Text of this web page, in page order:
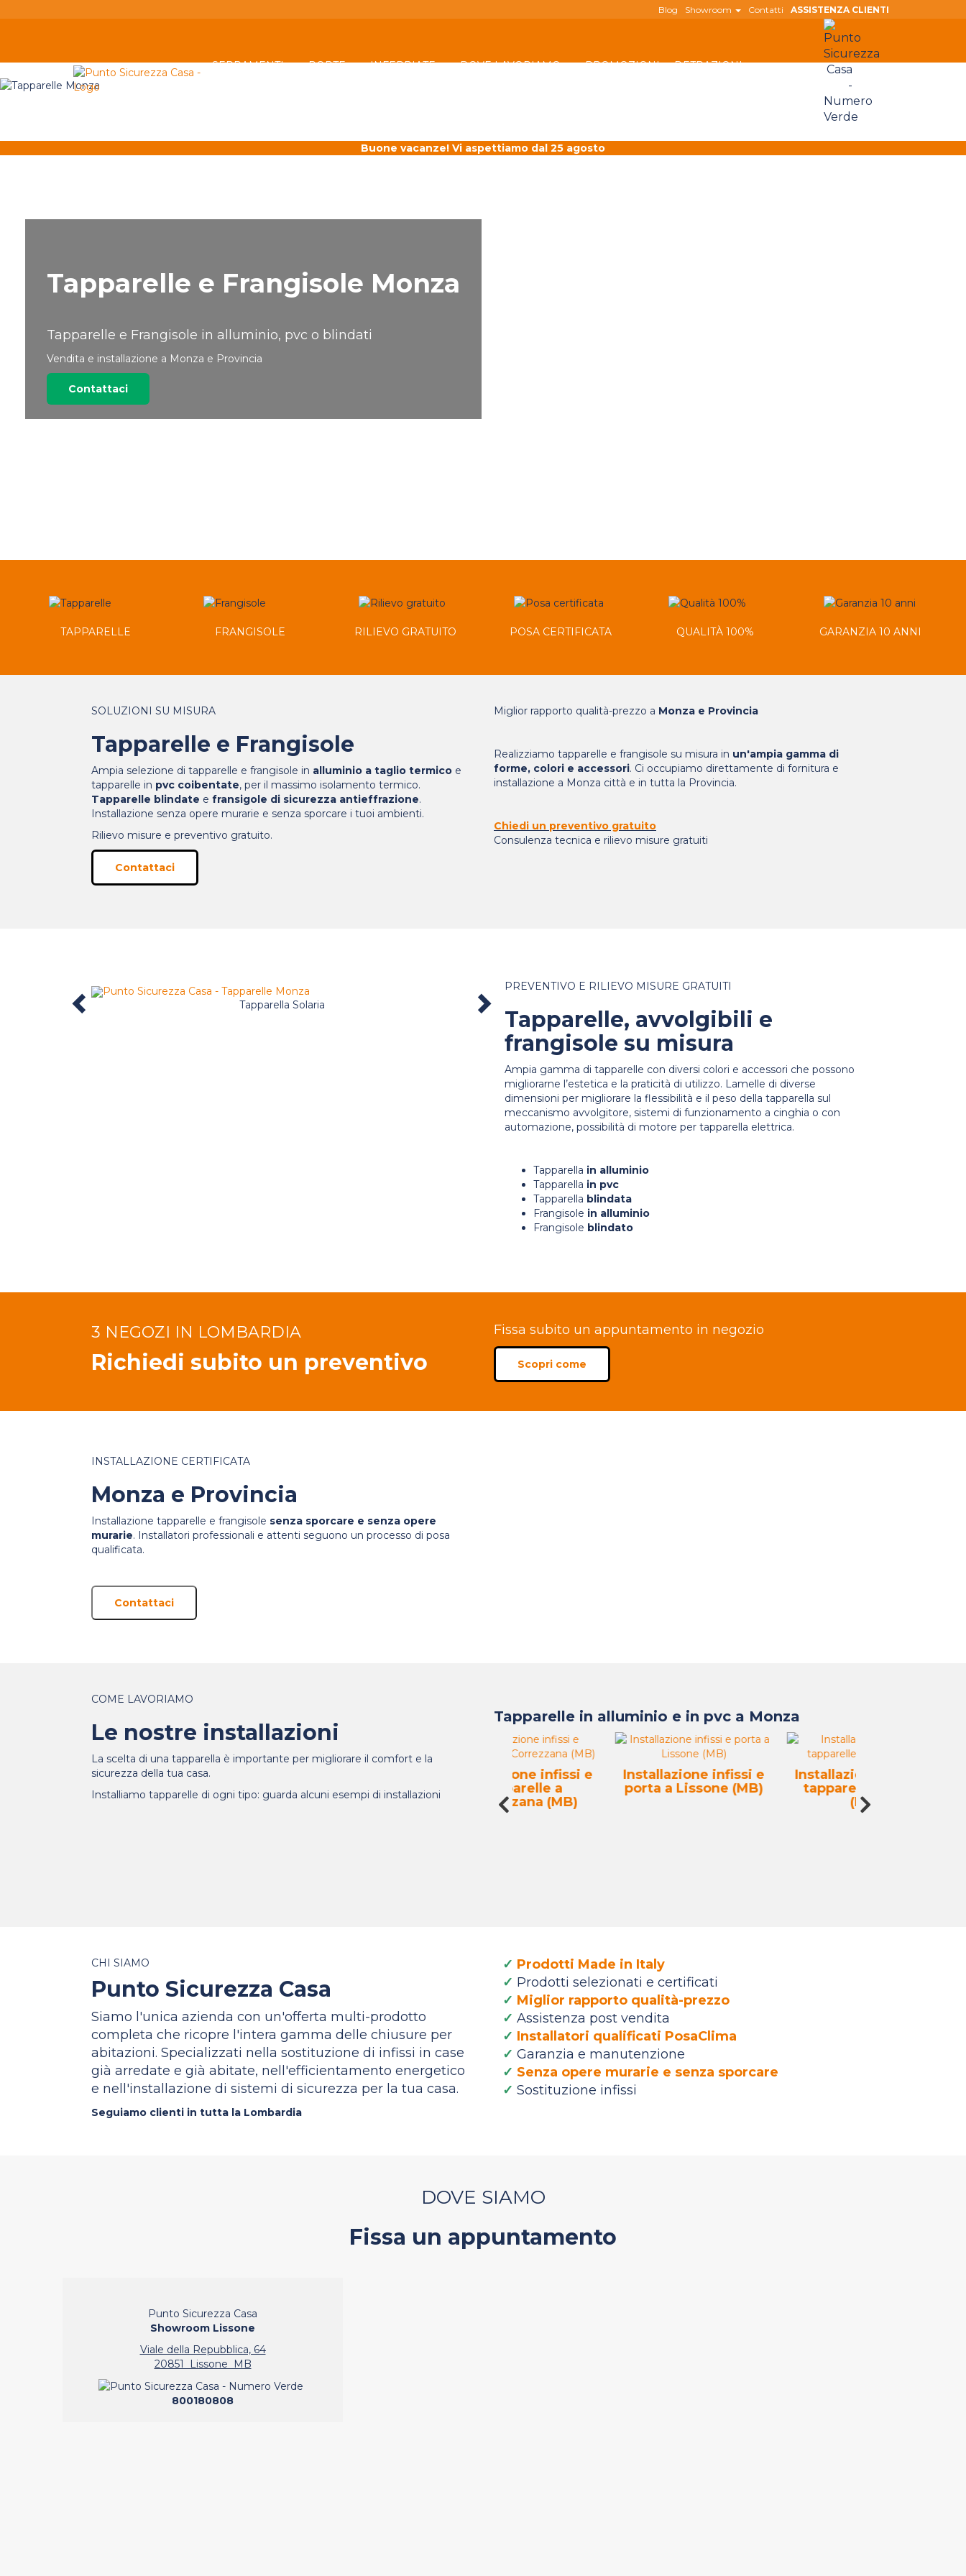
Blog Showroom Contatti ASSISTENZA CLIENTI
SERRAMENTI PORTE INFERRIATE DOVE LAVORIAMO PROMOZIONI DETRAZIONI
Buone vacanze! Vi aspettiamo dal 25 agosto
Tapparelle e Frangisole Monza
Tapparelle e Frangisole in alluminio, pvc o blindati
Vendita e installazione a Monza e Provincia
Contattaci
TAPPARELLE FRANGISOLE RILIEVO GRATUITO POSA CERTIFICATA QUALITÀ 100% GARANZIA 10 ANNI
SOLUZIONI SU MISURA
Tapparelle e Frangisole
Ampia selezione di tapparelle e frangisole in alluminio a taglio termico e
tapparelle in pvc coibentate, per il massimo isolamento termico.
Tapparelle blindate e fransigole di sicurezza antieffrazione.
Installazione senza opere murarie e senza sporcare i tuoi ambienti.
Rilievo misure e preventivo gratuito.
Contattaci
Miglior rapporto qualità-prezzo a Monza e Provincia
Realizziamo tapparelle e frangisole su misura in un'ampia gamma di
forme, colori e accessori. Ci occupiamo direttamente di fornitura e
installazione a Monza città e in tutta la Provincia.
Chiedi un preventivo gratuito
Consulenza tecnica e rilievo misure gratuiti
Tapparella Solaria
Previous Next
PREVENTIVO E RILIEVO MISURE GRATUITI
Tapparelle, avvolgibili e
frangisole su misura
Ampia gamma di tapparelle con diversi colori e accessori che possono
migliorarne l’estetica e la praticità di utilizzo. Lamelle di diverse
dimensioni per migliorare la flessibilità e il peso della tapparella sul
meccanismo avvolgitore, sistemi di funzionamento a cinghia o con
automazione, possibilità di motore per tapparella elettrica.
Tapparella in alluminio
Tapparella in pvc
Tapparella blindata
Frangisole in alluminio
Frangisole blindato
3 NEGOZI IN LOMBARDIA
Richiedi subito un preventivo
Fissa subito un appuntamento in negozio
Scopri come
INSTALLAZIONE CERTIFICATA
Monza e Provincia
Installazione tapparelle e frangisole senza sporcare e senza opere
murarie. Installatori professionali e attenti seguono un processo di posa
qualificata.
Contattaci
COME LAVORIAMO
Le nostre installazioni
La scelta di una tapparella è importante per migliorare il comfort e la
sicurezza della tua casa.
Installiamo tapparelle di ogni tipo: guarda alcuni esempi di installazioni
Tapparelle in alluminio e in pvc a Monza
Installazione infissi
Veduggio con Colzano
(MB)
tapparelle in alluminio
a Varedo (MB)
tapparelle a
Correzzana (MB)
Installazione infissi e
porta a Lissone (MB)
Installazione infissi e
tapparelle Lissone
CHI SIAMO
Punto Sicurezza Casa
Siamo l'unica azienda con un'offerta multi-prodotto
completa che ricopre l'intera gamma delle chiusure per
abitazioni. Specializzati nella sostituzione di infissi in case
già arredate e già abitate, nell'efficientamento energetico
e nell'installazione di sistemi di sicurezza per la tua casa.
Seguiamo clienti in tutta la Lombardia
✓ Prodotti Made in Italy
✓ Prodotti selezionati e certificati
✓ Miglior rapporto qualità-prezzo
✓ Assistenza post vendita
✓ Installatori qualificati PosaClima
✓ Garanzia e manutenzione
✓ Senza opere murarie e senza sporcare
✓ Sostituzione infissi
DOVE SIAMO
Fissa un appuntamento
Punto Sicurezza Casa
Showroom Lissone
Viale della Repubblica, 64
20851 Lissone MB
800180808